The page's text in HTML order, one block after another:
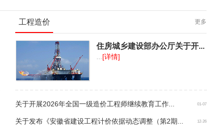
工程造价 更多
住房城乡建设部办公厅关于开...
[详情]
01-07
关于开展2026年全国一级造价工程师继续教育工作...
12-26
关于发布《安徽省建设工程计价依据动态调整（第2期...